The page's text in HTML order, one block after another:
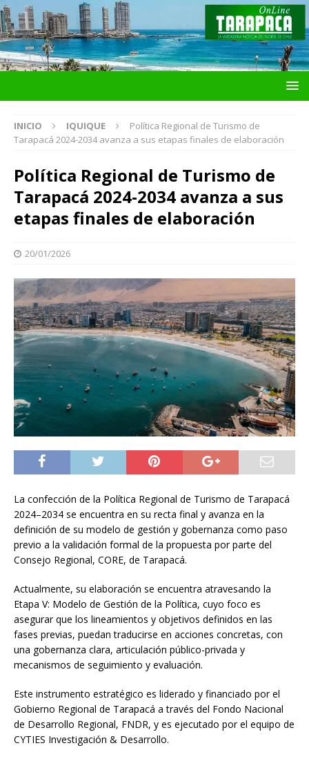
INICIO IQUIQUE
Política Regional de Turismo de
Tarapacá 2024-2034 avanza a sus etapas finales de elaboración
Política Regional de Turismo de
Tarapacá 2024-2034 avanza a sus
etapas finales de elaboración
20/01/2026
La confección de la Política Regional de Turismo de Tarapacá
2024–2034 se encuentra en su recta final y avanza en la
definición de su modelo de gestión y gobernanza como paso
previo a la validación formal de la propuesta por parte del
Consejo Regional, CORE, de Tarapacá.
Actualmente, su elaboración se encuentra atravesando la
Etapa V: Modelo de Gestión de la Política, cuyo foco es
asegurar que los lineamientos y objetivos definidos en las
fases previas, puedan traducirse en acciones concretas, con
una gobernanza clara, articulación público-privada y
mecanismos de seguimiento y evaluación.
Este instrumento estratégico es liderado y financiado por el
Gobierno Regional de Tarapacá a través del Fondo Nacional
de Desarrollo Regional, FNDR, y es ejecutado por el equipo de
CYTIES Investigación & Desarrollo.